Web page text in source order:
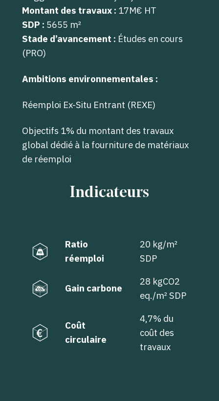
Montant des travaux : 17M€ HT
SDP : 5655 m²
Stade d’avancement : Études en cours
(PRO)
Ambitions environnementales :
Réemploi Ex-Situ Entrant (REXE)
Objectifs 1% du montant des travaux
global dédié à la fourniture de matériaux
de réemploi
Indicateurs
Ratio
réemploi
20 kg/m²
SDP
Gain carbone
28 kgCO2
eq./m² SDP
Coût
circulaire
4,7% du
coût des
travaux